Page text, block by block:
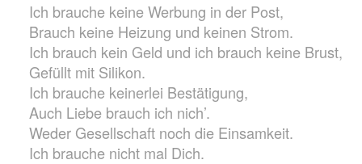
Ich brauche keine Werbung in der Post,
Brauch keine Heizung und keinen Strom.
Ich brauch kein Geld und ich brauch keine Brust,
Gefüllt mit Silikon.
Ich brauche keinerlei Bestätigung,
Auch Liebe brauch ich nich’.
Weder Gesellschaft noch die Einsamkeit.
Ich brauche nicht mal Dich.